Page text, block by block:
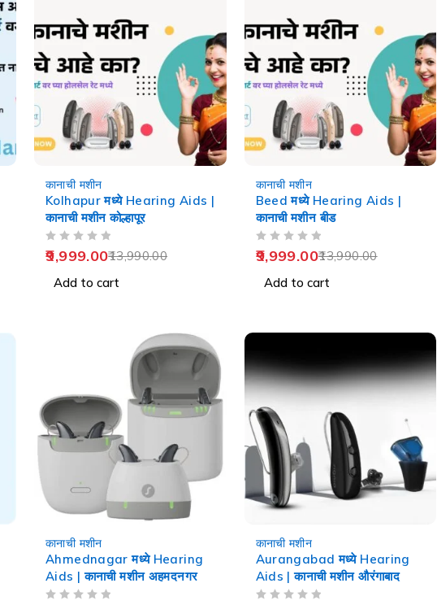
कानाची मशीन
Kolhapur मध्ये Hearing Aids |
कानाची मशीन कोल्हापूर
13,990.00
9,999.00
Add to cart
कानाची मशीन
Beed मध्ये Hearing Aids |
कानाची मशीन बीड
13,990.00
9,999.00
Add to cart
कानाची मशीन
Ahmednagar मध्ये Hearing
Aids | कानाची मशीन अहमदनगर
कानाची मशीन
Aurangabad मध्ये Hearing
Aids | कानाची मशीन औरंगाबाद